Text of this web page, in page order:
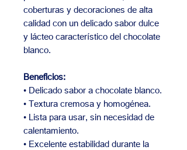
coberturas y decoraciones de alta
calidad con un delicado sabor dulce
y lácteo característico del chocolate
blanco.
Beneficios:
• Delicado sabor a chocolate blanco.
• Textura cremosa y homogénea.
• Lista para usar, sin necesidad de
calentamiento.
• Excelente estabilidad durante la